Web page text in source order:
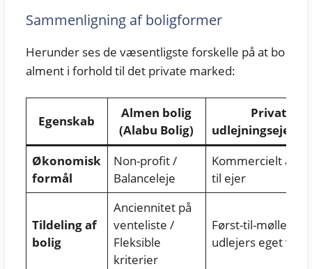
Sammenligning af boligformer
Herunder ses de væsentligste forskelle på at bo
alment i forhold til det private marked:
Egenskab
Almen bolig
(Alabu Bolig)
Privat
Økonomisk
formål
Non-profit /
Balanceleje
Kommercielt
til ejer
Tildeling af
bolig
Anciennitet på
venteliste /
Fleksible
kriterier
Først-til-mølle
udlejers eget valg